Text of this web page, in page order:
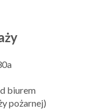
biurem
pożarnej)